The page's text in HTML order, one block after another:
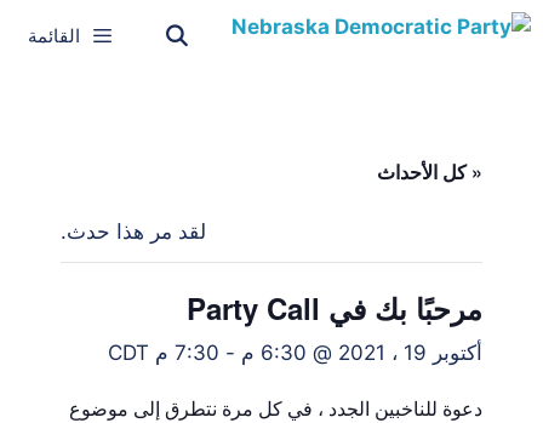
القائمة
« كل الأحداث
لقد مر هذا حدث.
مرحبًا بك في Party Call
أكتوبر 19 ، 2021 @ 6:30 م - 7:30 م CDT
دعوة للناخبين الجدد ، في كل مرة نتطرق إلى موضوع